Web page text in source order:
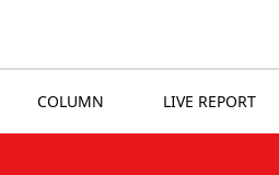
COLUMN LIVE REPORT